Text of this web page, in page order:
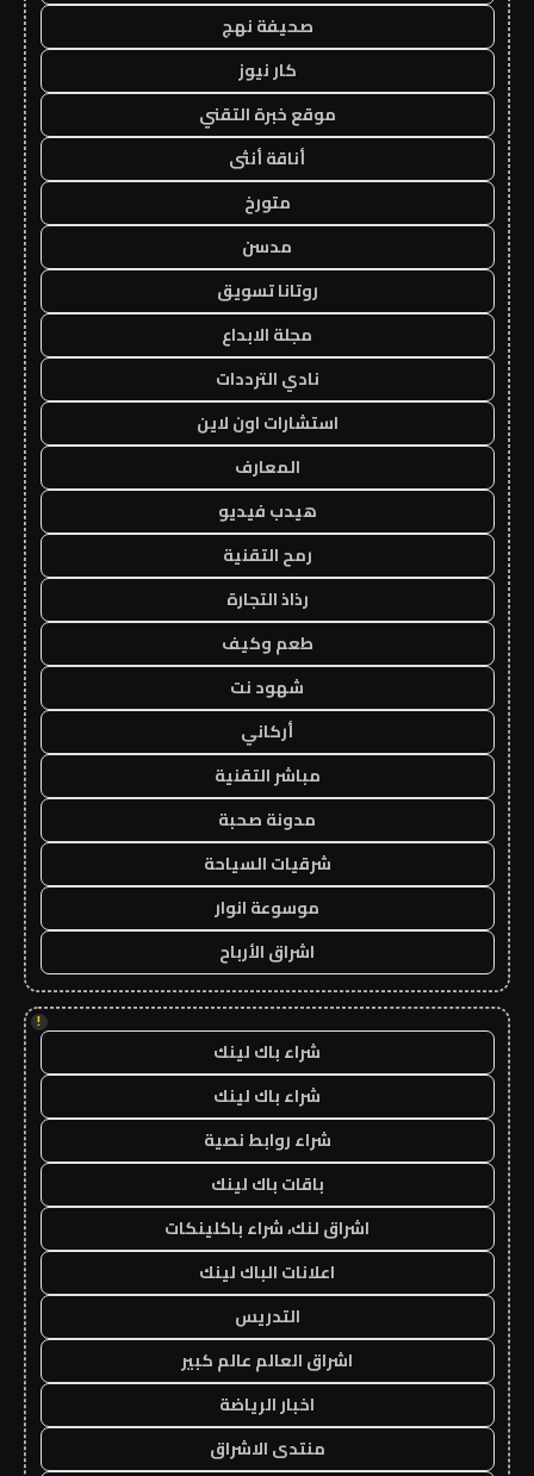
صحيفة نهج
كار نيوز
موقع خبرة التقني
أناقة أنثى
متورخ
مدسن
روتانا تسويق
مجلة الابداع
نادي الترددات
استشارات اون لاين
المعارف
هيدب فيديو
رمح التقنية
رذاذ التجارة
طعم وكيف
شهود نت
أركاني
مباشر التقنية
مدونة صحبة
شرقيات السياحة
موسوعة انوار
اشراق الأرباح
!
شراء باك لينك
شراء باك لينك
شراء روابط نصية
باقات باك لينك
اشراق لنك، شراء باكلينكات
اعلانات الباك لينك
التدريس
اشراق العالم عالم كبير
اخبار الرياضة
منتدى الاشراق